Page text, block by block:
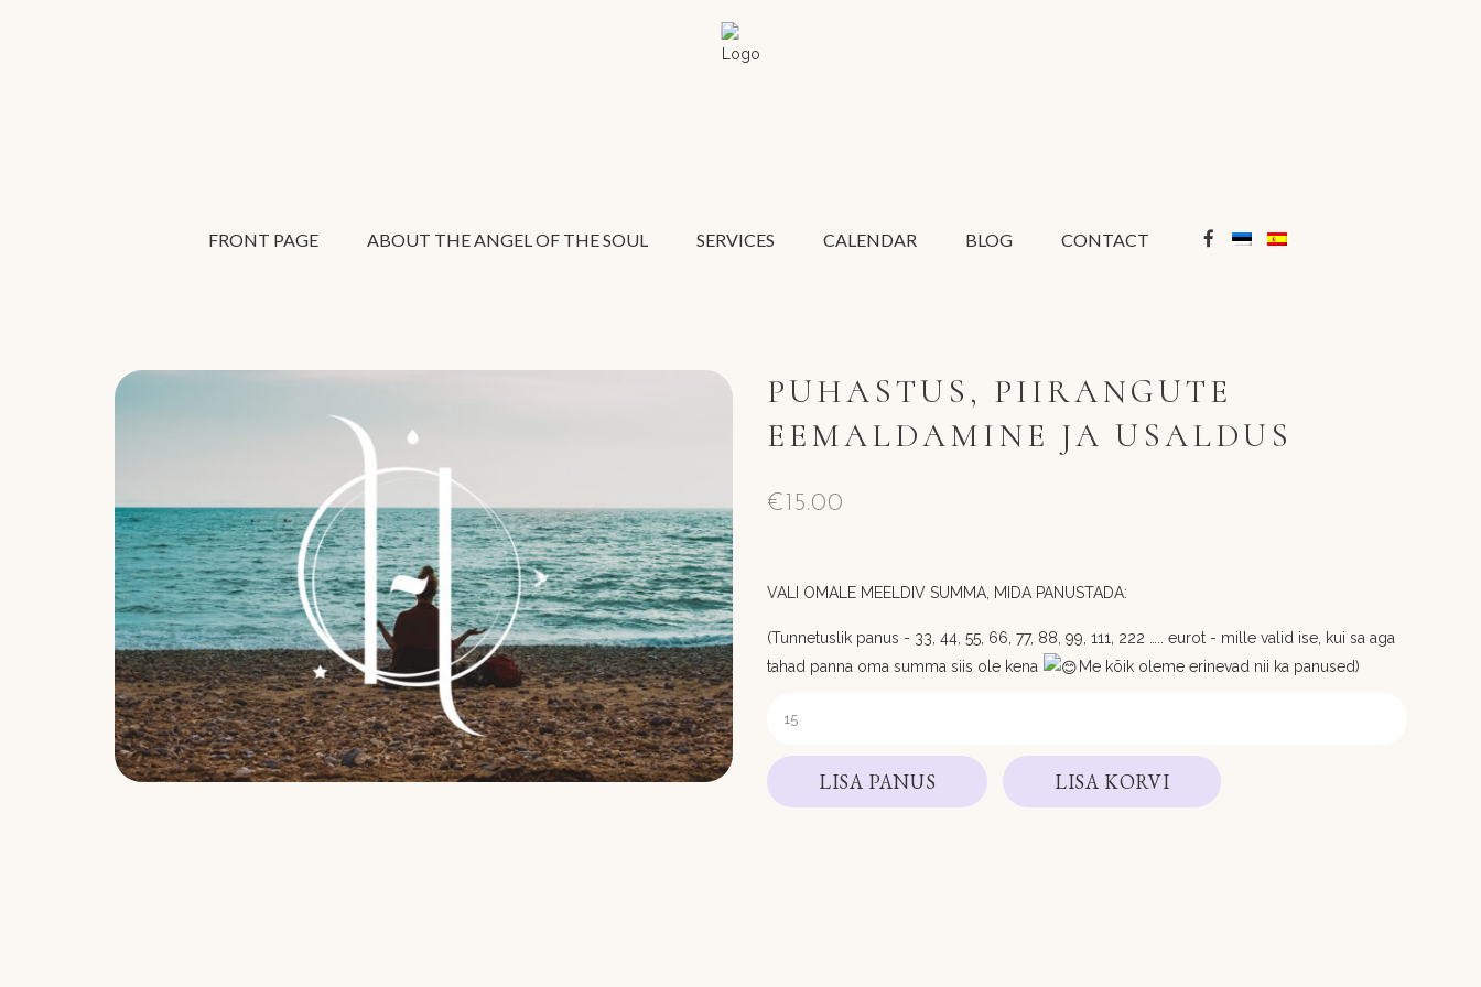
FRONT PAGE ABOUT THE ANGEL OF THE SOUL SERVICES CALENDAR BLOG CONTACT
PUHASTUS, PIIRANGUTE
EEMALDAMINE JA USALDUS
€ 15.00
VALI OMALE MEELDIV SUMMA, MIDA PANUSTADA:
(Tunnetuslik panus - 33, 44, 55, 66, 77, 88, 99, 111, 222 ….. eurot - mille valid ise, kui sa aga
tahad panna oma summa siis ole kena
Me kõik oleme erinevad nii ka panused)
LISA PANUS LISA KORVI